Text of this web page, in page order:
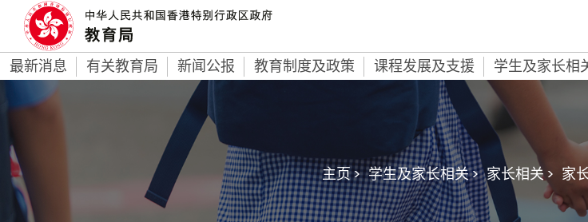
最新消息 有关教育局 新闻公报 教育制度及政策 课程发展及支援 学生及家长相
主页 > 学生及家长相关 > 家长相关 > 家